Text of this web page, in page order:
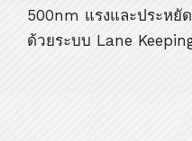
500nm แรงและประห
ด้วยระบบ Lane